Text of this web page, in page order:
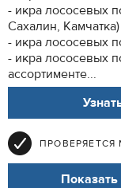
- икра лососевых
Сахалин, Камчатка)
- икра лососевых
- икра лососевых
ассортименте...